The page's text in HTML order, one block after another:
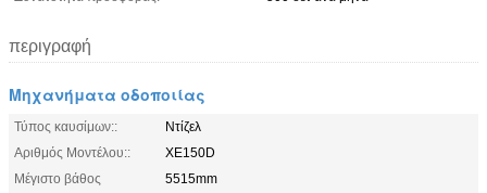
περιγραφή
Μηχανήματα οδοποιίας
Τύπος καυσίμων::
Ντίζελ
Αριθμός Μοντέλου::
XE150D
Μέγιστο βάθος
5515mm